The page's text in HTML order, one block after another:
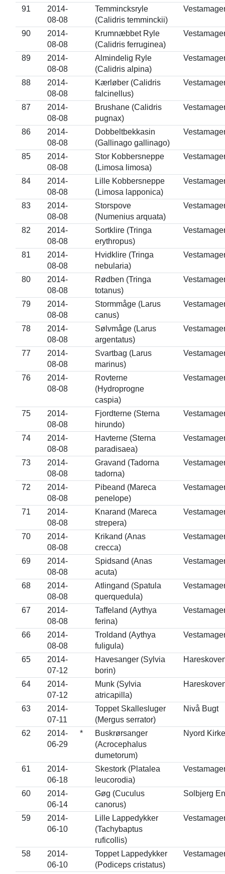
91
2014-
08-08
Temmincksryle
(Calidris temminckii)
90
2014-
08-08
Krumnæbbet Ryle
(Calidris ferruginea)
89
2014-
08-08
Almindelig Ryle
(Calidris alpina)
88
2014-
08-08
Kærløber (Calidris
falcinellus)
87
2014-
08-08
Brushane (Calidris
pugnax)
86
2014-
08-08
Dobbeltbekkasin
(Gallinago gallinago)
85
2014-
08-08
Stor Kobbersneppe
(Limosa limosa)
84
2014-
08-08
Lille Kobbersneppe
(Limosa lapponica)
83
2014-
08-08
Storspove
(Numenius arquata)
82
2014-
08-08
Sortklire (Tringa
erythropus)
81
2014-
08-08
Hvidklire (Tringa
nebularia)
80
2014-
08-08
Rødben (Tringa
totanus)
79
2014-
08-08
Stormmåge (Larus
canus)
78
2014-
08-08
Sølvmåge (Larus
argentatus)
77
2014-
08-08
Svartbag (Larus
marinus)
76
2014-
08-08
Rovterne
(Hydroprogne
caspia)
75
2014-
08-08
Fjordterne (Sterna
hirundo)
74
2014-
08-08
Havterne (Sterna
paradisaea)
73
2014-
08-08
Gravand (Tadorna
tadorna)
72
2014-
08-08
Pibeand (Mareca
penelope)
71
2014-
08-08
Knarand (Mareca
strepera)
70
2014-
08-08
Krikand (Anas
crecca)
69
2014-
08-08
Spidsand (Anas
acuta)
68
2014-
08-08
Atlingand (Spatula
querquedula)
67
2014-
08-08
Taffeland (Aythya
ferina)
66
2014-
08-08
Troldand (Aythya
fuligula)
65
2014-
07-12
Havesanger (Sylvia
borin)
64
2014-
07-12
Munk (Sylvia
atricapilla)
63
2014-
07-11
Toppet Skallesluger
(Mergus serrator)
Nivå Bugt
62
2014-
06-29
*
Buskrørsanger
(Acrocephalus
dumetorum)
Nyord
61
2014-
06-18
Skestork (Platalea
leucorodia)
60
2014-
06-14
Gøg (Cuculus
canorus)
Solbjerg
59
2014-
06-10
Lille Lappedykker
(Tachybaptus
ruficollis)
58
2014-
06-10
Toppet Lappedykker
(Podiceps cristatus)